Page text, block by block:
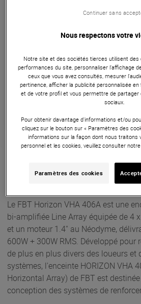
à Univers-sons
Payer en 3x 4x 10x 12x
Apport
TAEG
Eligible à la Garantie
Le FBT Horizon VHA 406A est une
bi-amplifiée Line Array équipée de 4
et un moteur 1.4'' au Néodyme,
600W + 300W RMS. Développé pour
de plus en plus divers des loueurs et
systèmes, l'enceinte HORIZON VHA
Horizontal Array) de FBT est
conception des systèmes de
Nous respectons votre
Notre site et des sociétés tierces utilisent des
performances du site, personnaliser l’affichage
ceux que vous avez consultés, mesurer
pertinence, afficher la publicité personnalisée
et de votre profil et vous permettre de
sociaux.
Pour obtenir davantage d'informations et/ou
cliquez sur le bouton sur « Paramètres des
informations sur la façon dont nous traitons
personnel et les cookies, veuillez consulter notre
Paramètres des cookies
Continuer sans